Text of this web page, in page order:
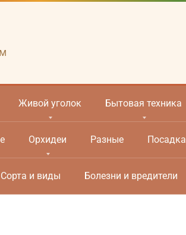
Живой уголок Бытовая техника
Орхидеи Разные Посадка
Сорта и виды Болезни и вредители